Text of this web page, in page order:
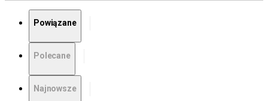
Powiązane
Polecane
Najnowsze